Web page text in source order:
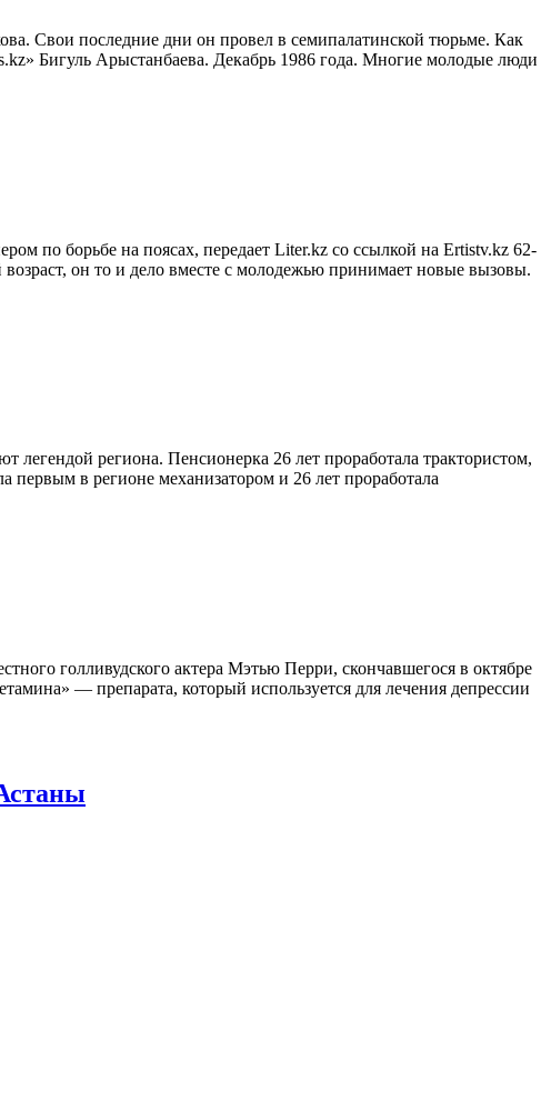
Свои последние дни он провел в семипалатинской тюрьме. Как
Бигуль Арыстанбаева. Декабрь 1986 года. Многие молодые люди
по борьбе на поясах, передает Liter.kz со ссылкой на Еrtistv.kz 62-
он то и дело вместе с молодежью принимает новые вызовы.
региона. Пенсионерка 26 лет проработала трактористом,
первым в регионе механизатором и 26 лет проработала
голливудского актера Мэтью Перри, скончавшегося в октябре
— препарата, который используется для лечения депрессии